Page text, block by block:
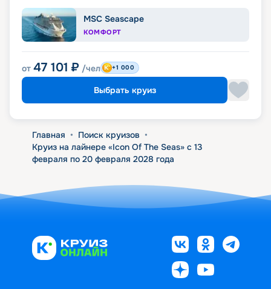
MSC Seascape
КОМФОРТ
от 47 101 ₽ /чел +1 000
Выбрать круиз
Главная • Поиск круизов •
Круиз на лайнере «Icon Of The Seas» с 13
февраля по 20 февраля 2028 года